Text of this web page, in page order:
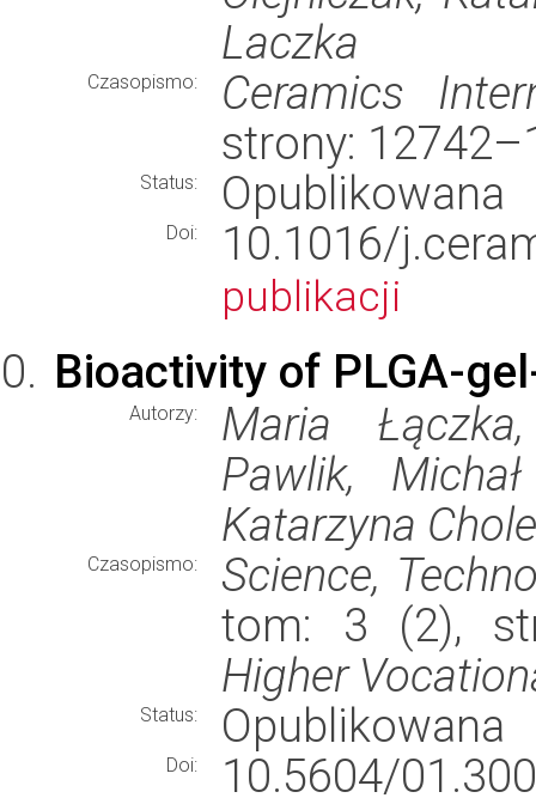
Laczka
Czasopismo:
Ceramics
strony:
Status: Opublikowana
Doi: 10.1016/
publikacji
Bioactivity of PLGA-
Autorzy:
Maria
Pawlik,
Katarzyna
Czasopismo:
Science,
tom: 3 (2),
Higher
Status: Opublikowana
Doi:
10.5604/